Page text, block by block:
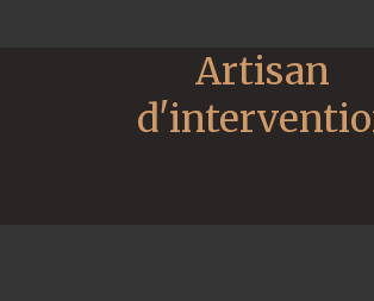
Artisan